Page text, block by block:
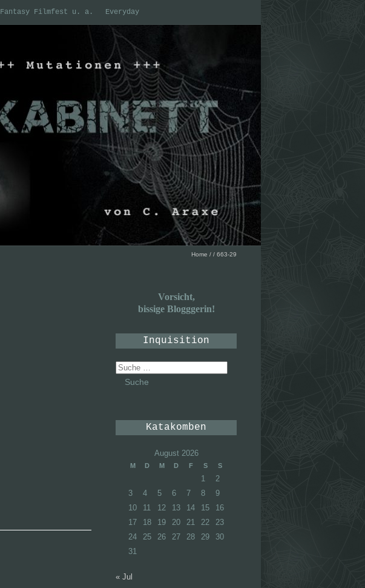
Fantasy Filmfest u. a. Everyday
Home / / 663-29
Vorsicht,
bissige Blogggerin!
Inquisition
Suche
nach:
Katakomben
August 2026
M D M D F S S
1
2
3
4 5 6 7 8
9
10
11 12 13 14 15
16
17
18 19 20 21 22
23
24
25 26 27 28 29
30
31
« Jul